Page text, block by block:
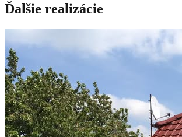
Ďalšie realizácie